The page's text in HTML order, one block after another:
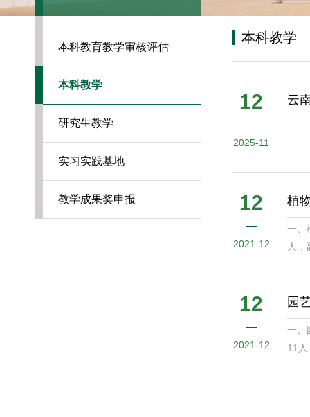
本科教育教学审核评估
本科教学
研究生教学
实习实践基地
教学成果奖申报
本科教学
云
12
2025-11
植
一、
人
12
2021-12
园
一、
11
12
2021-12